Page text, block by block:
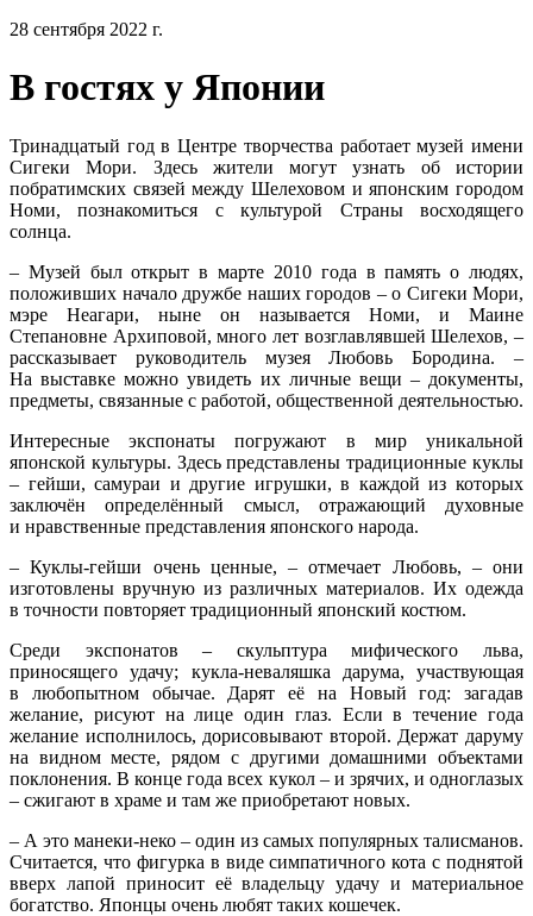
28 сентября 2022 г.
В гостях у Японии
Тринадцатый год в Центре творчества работает музей имени
Сигеки Мори. Здесь жители могут узнать об истории
побратимских связей между Шелеховом и японским городом
Номи, познакомиться с культурой Страны восходящего
солнца.
– Музей был открыт в марте 2010 года в память о людях,
положивших начало дружбе наших городов – о Сигеки Мори,
мэре Неагари, ныне он называется Номи, и Маине
Степановне Архиповой, много лет возглавлявшей Шелехов, –
рассказывает руководитель музея Любовь Бородина. –
На выставке можно увидеть их личные вещи – документы,
предметы, связанные с работой, общественной деятельностью.
Интересные экспонаты погружают в мир уникальной
японской культуры. Здесь представлены традиционные куклы
– гейши, самураи и другие игрушки, в каждой из которых
заключён определённый смысл, отражающий духовные
и нравственные представления японского народа.
– Куклы-гейши очень ценные, – отмечает Любовь, – они
изготовлены вручную из различных материалов. Их одежда
в точности повторяет традиционный японский костюм.
Среди экспонатов – скульптура мифического льва,
приносящего удачу; кукла-неваляшка дарума, участвующая
в любопытном обычае. Дарят её на Новый год: загадав
желание, рисуют на лице один глаз. Если в течение года
желание исполнилось, дорисовывают второй. Держат даруму
на видном месте, рядом с другими домашними объектами
поклонения. В конце года всех кукол – и зрячих, и одноглазых
– сжигают в храме и там же приобретают новых.
– А это манеки-неко – один из самых популярных талисманов.
Считается, что фигурка в виде симпатичного кота с поднятой
вверх лапой приносит её владельцу удачу и материальное
богатство. Японцы очень любят таких кошечек.